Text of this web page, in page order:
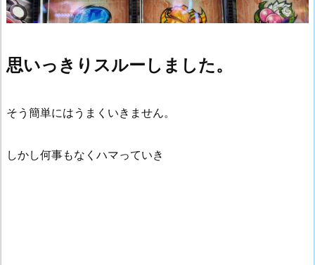
思いっきりスルーしました。
そう簡単にはうまくいきません。
しかし何事もなくハマっていき